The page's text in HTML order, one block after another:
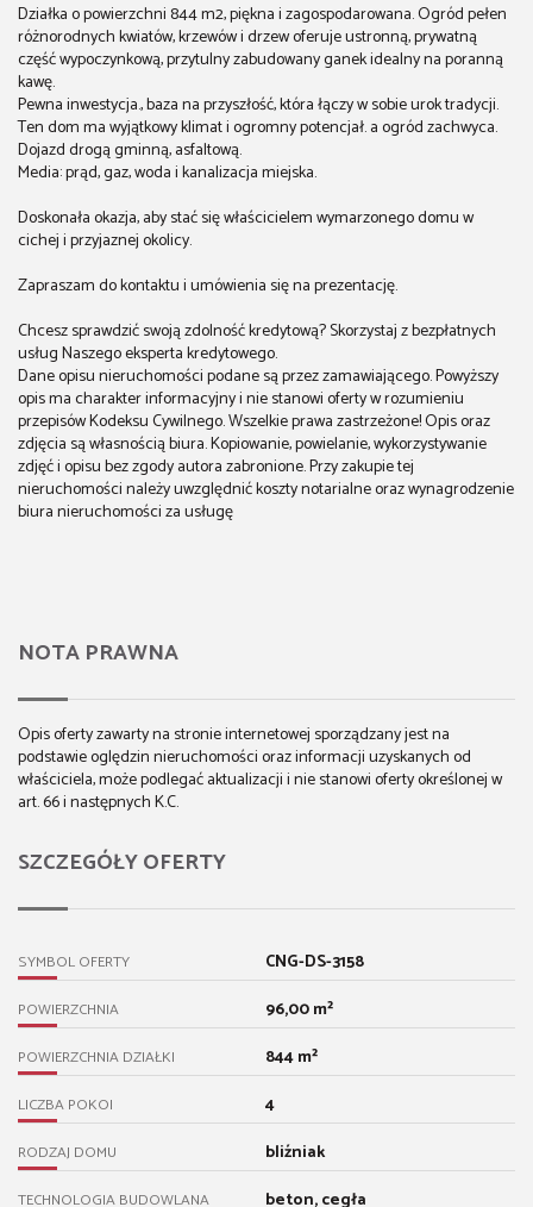
Działka o powierzchni 844 m2, piękna i zagospodarowana. Ogród pełen
różnorodnych kwiatów, krzewów i drzew oferuje ustronną, prywatną
część wypoczynkową, przytulny zabudowany ganek idealny na poranną
kawę.
Pewna inwestycja., baza na przyszłość, która łączy w sobie urok tradycji.
Ten dom ma wyjątkowy klimat i ogromny potencjał. a ogród zachwyca.
Dojazd drogą gminną, asfaltową.
Media: prąd, gaz, woda i kanalizacja miejska.
Doskonała okazja, aby stać się właścicielem wymarzonego domu w
cichej i przyjaznej okolicy.
Zapraszam do kontaktu i umówienia się na prezentację.
Chcesz sprawdzić swoją zdolność kredytową? Skorzystaj z bezpłatnych
usług Naszego eksperta kredytowego.
Dane opisu nieruchomości podane są przez zamawiającego. Powyższy
opis ma charakter informacyjny i nie stanowi oferty w rozumieniu
przepisów Kodeksu Cywilnego. Wszelkie prawa zastrzeżone! Opis oraz
zdjęcia są własnością biura. Kopiowanie, powielanie, wykorzystywanie
zdjęć i opisu bez zgody autora zabronione. Przy zakupie tej
nieruchomości należy uwzględnić koszty notarialne oraz wynagrodzenie
biura nieruchomości za usługę
NOTA PRAWNA
Opis oferty zawarty na stronie internetowej sporządzany jest na
podstawie oględzin nieruchomości oraz informacji uzyskanych od
właściciela, może podlegać aktualizacji i nie stanowi oferty określonej w
art. 66 i następnych K.C.
SZCZEGÓŁY OFERTY
SYMBOL OFERTY CNG-DS-3158
POWIERZCHNIA 96,00 m²
POWIERZCHNIA DZIAŁKI 844 m²
LICZBA POKOI 4
RODZAJ DOMU bliźniak
TECHNOLOGIA BUDOWLANA beton, cegła